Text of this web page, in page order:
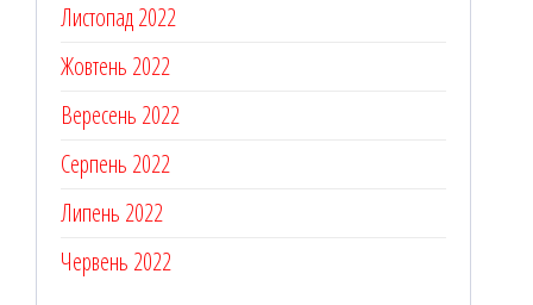
Листопад 2022
Жовтень 2022
Вересень 2022
Серпень 2022
Липень 2022
Червень 2022